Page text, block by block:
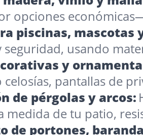
opciones
piscinas, mascotas
seguridad, usando
y
celosías, pantallas de
de pérgolas y arcos:
medida de tu patio,
de portones,